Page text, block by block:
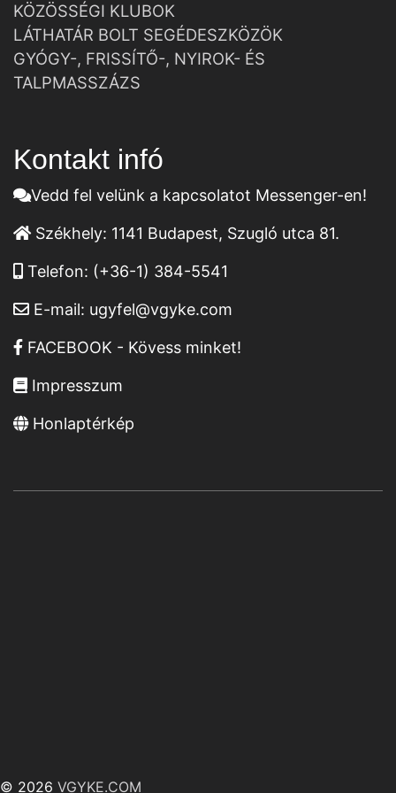
KÖZÖSSÉGI KLUBOK
LÁTHATÁR BOLT SEGÉDESZKÖZÖK
GYÓGY-, FRISSÍTŐ-, NYIROK- ÉS
TALPMASSZÁZS
Kontakt infó
Vedd fel velünk a kapcsolatot Messenger-en!
Székhely: 1141 Budapest, Szugló utca 81.
Telefon: (+36-1) 384-5541
E-mail: ugyfel@vgyke.com
FACEBOOK - Kövess minket!
Impresszum
Honlaptérkép
© 2026 VGYKE.COM